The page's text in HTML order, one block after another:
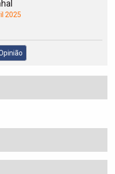
2025